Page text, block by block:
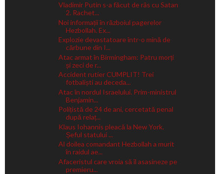
Vladimir Putin s-a făcut de râs cu Satan
2. Rachet...
Noi informații în războiul pagerelor
Hezbollah. Ex...
Explozie devastatoare într-o mină de
cărbune din I...
Atac armat în Birmingham: Patru morți
și zeci de r...
Accident rutier CUMPLIT! Trei
fotbaliști au deceda...
Atac în nordul Israelului. Prim-ministrul
Benjamin...
Polițistă de 24 de ani, cercetată penal
după relaț...
Klaus Iohannis pleacă la New York.
Șeful statului ...
Al doilea comandant Hezbollah a murit
în raidul ae...
Afaceristul care vroia să îl asasineze pe
premieru...